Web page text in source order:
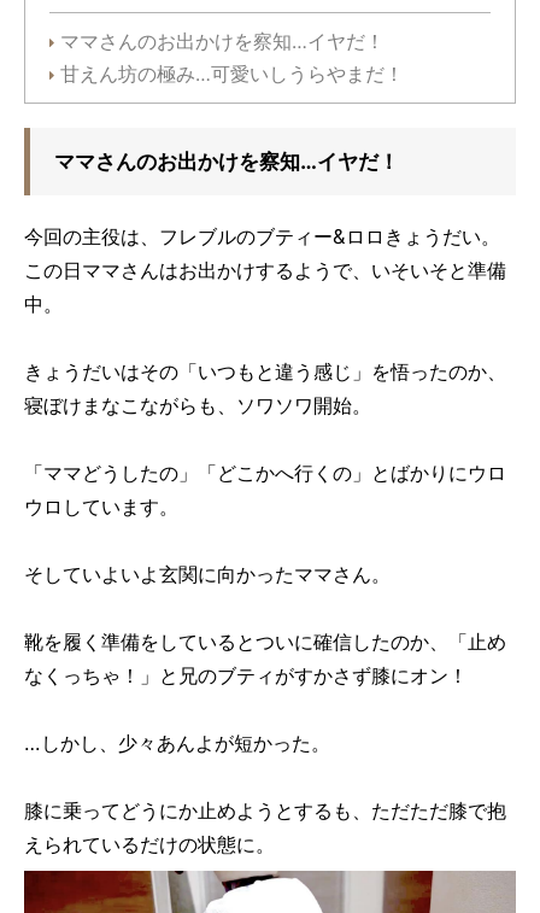
ママさんのお出かけを察知…イヤだ！
甘えん坊の極み…可愛いしうらやまだ！
ママさんのお出かけを察知…イヤだ！
今回の主役は、フレブルのブティー&ロロきょうだい。
この日ママさんはお出かけするようで、いそいそと準備
中。
きょうだいはその「いつもと違う感じ」を悟ったのか、
寝ぼけまなこながらも、ソワソワ開始。
「ママどうしたの」「どこかへ行くの」とばかりにウロ
ウロしています。
そしていよいよ玄関に向かったママさん。
靴を履く準備をしているとついに確信したのか、「止め
なくっちゃ！」と兄のブティがすかさず膝にオン！
…しかし、少々あんよが短かった。
膝に乗ってどうにか止めようとするも、ただただ膝で抱
えられているだけの状態に。